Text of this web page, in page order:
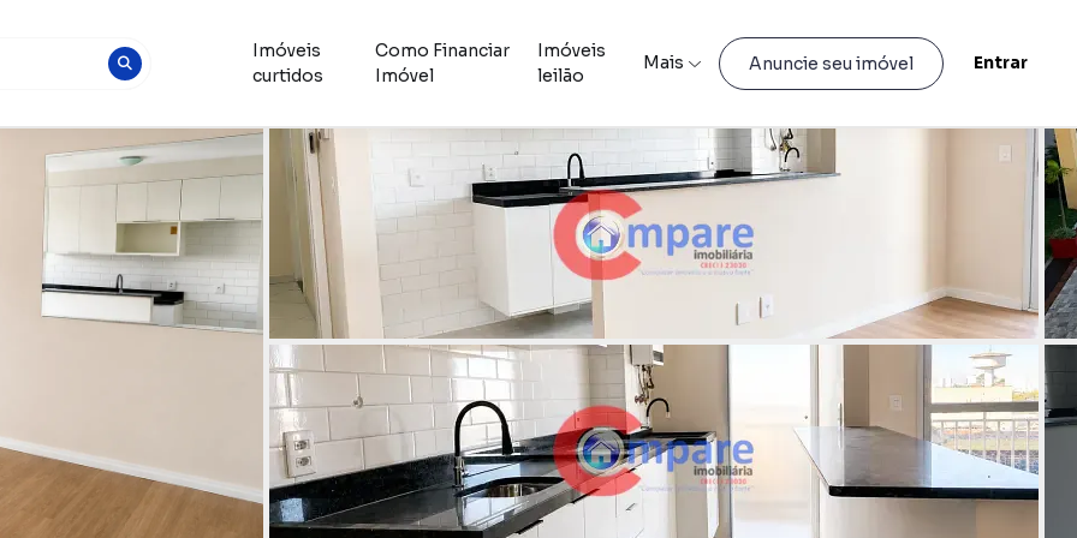
Imóveis
curtidos
Como Financiar
Imóvel
Imóveis
leilão
Mais Anuncie seu imóvel Entrar